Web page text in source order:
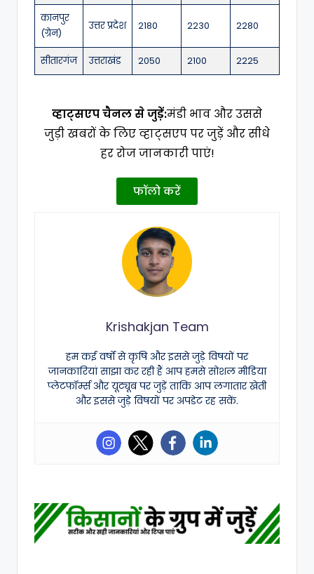
कानपुर
(ग्रेन)
उत्तर प्रदेश 2180 2230 2280
सीतारगंज उत्तराखंड 2050 2100 2225
व्हाट्सएप चैनल से जुड़ें:मंडी भाव और उससे
जुड़ी खबरों के लिए व्हाट्सएप पर जुड़ें और सीधे
हर रोज जानकारी पाएं!
फॉलो करें
Krishakjan Team
हम कई वर्षों से कृषि और इससे जुड़े विषयों पर
जानकारियां साझा कर रही हैं आप हमसे सोशल मीडिया
प्लेटफॉर्म्स और यूट्यूब पर जुड़ें ताकि आप लगातार खेती
और इससे जुड़े विषयों पर अपडेट रह सकें.